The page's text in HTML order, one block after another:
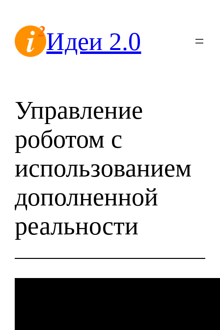
содержимомуИдеи 2.0
Управление
роботом с
использованием
дополненной
реальности